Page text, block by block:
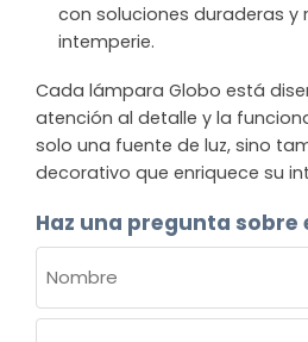
con soluciones duraderas y
intemperie.
Cada lámpara Globo está
atención al detalle y la
solo una fuente de luz, sino
decorativo que enriquece su
Haz una pregunta
(OBLIGATORIO)
Nombre